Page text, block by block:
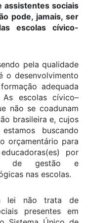
assistentes sociais
pode, jamais, ser
escolas cívico-
pela qualidade
o desenvolvimento
adequada
escolas cívico–
não se coadunam
brasileira e, cujos
buscando
orçamentário para
por
de gestão e
nas escolas.
lei não trata de
presentes em